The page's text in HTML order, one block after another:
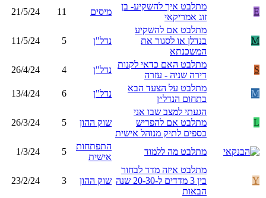
E
מתלבט איך להשקיע- בן
זוג אמריקאי
מיסים 11
21/5/24
M
מתלבט אם להשקיע
בנדלן או לסגור את
המשכנתא
נדל"ן 5
11/5/24
S
מתלבט האם כדאי לקנות
דירה שניה - עזרה
נדל"ן 4
26/4/24
M
מתלבט על הצעד הבא
בתחום הנדל״ן
נדל"ן 6
13/4/24
L
הגעתי למצב שבו אני
מתלבט אם להפריש
כספים לתיק מנוהל אישית
שוק ההון 5
26/3/24
מתלבט מה ללמוד
התפתחות
אישית
5
1/3/24
Y
מתלבט איזה מדד לבחור
בין 3 מדדים ל-20-30 שנה
הבאות
שוק ההון 3
23/2/24